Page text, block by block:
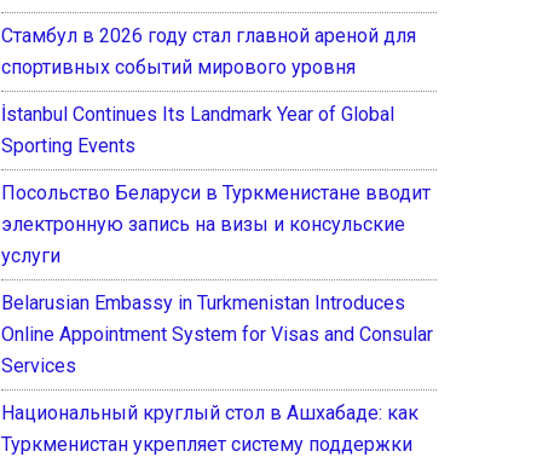
Стамбул в 2026 году стал главной ареной для
спортивных событий мирового уровня
İstanbul Continues Its Landmark Year of Global
Sporting Events
Посольство Беларуси в Туркменистане вводит
электронную запись на визы и консульские
услуги
Belarusian Embassy in Turkmenistan Introduces
Online Appointment System for Visas and Consular
Services
Национальный круглый стол в Ашхабаде: как
Туркменистан укрепляет систему поддержки